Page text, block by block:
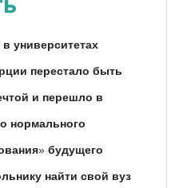
университетах
перестало быть
и перешло в
нормального
» будущего
найти свой вуз